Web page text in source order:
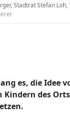
Stadtrat Stefan
es, die Idee
des